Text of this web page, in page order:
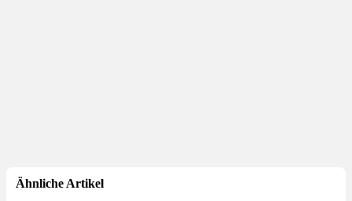
Ähnliche Artikel